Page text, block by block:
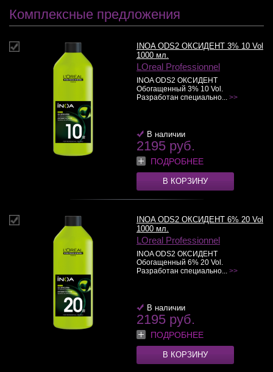
Комплексные предложения
INOA ODS2 ОКСИДЕНТ 3% 10 Vol
1000 мл.
LOreal Professionnel
INOA ODS2 ОКСИДЕНТ
Обогащенный 3% 10 Vol.
Разработан специально... >>
В наличии
2195 руб.
ПОДРОБНЕЕ
В КОРЗИНУ
INOA ODS2 ОКСИДЕНТ 6% 20 Vol
1000 мл.
LOreal Professionnel
INOA ODS2 ОКСИДЕНТ
Обогащенный 6% 20 Vol.
Разработан специально... >>
В наличии
2195 руб.
ПОДРОБНЕЕ
В КОРЗИНУ